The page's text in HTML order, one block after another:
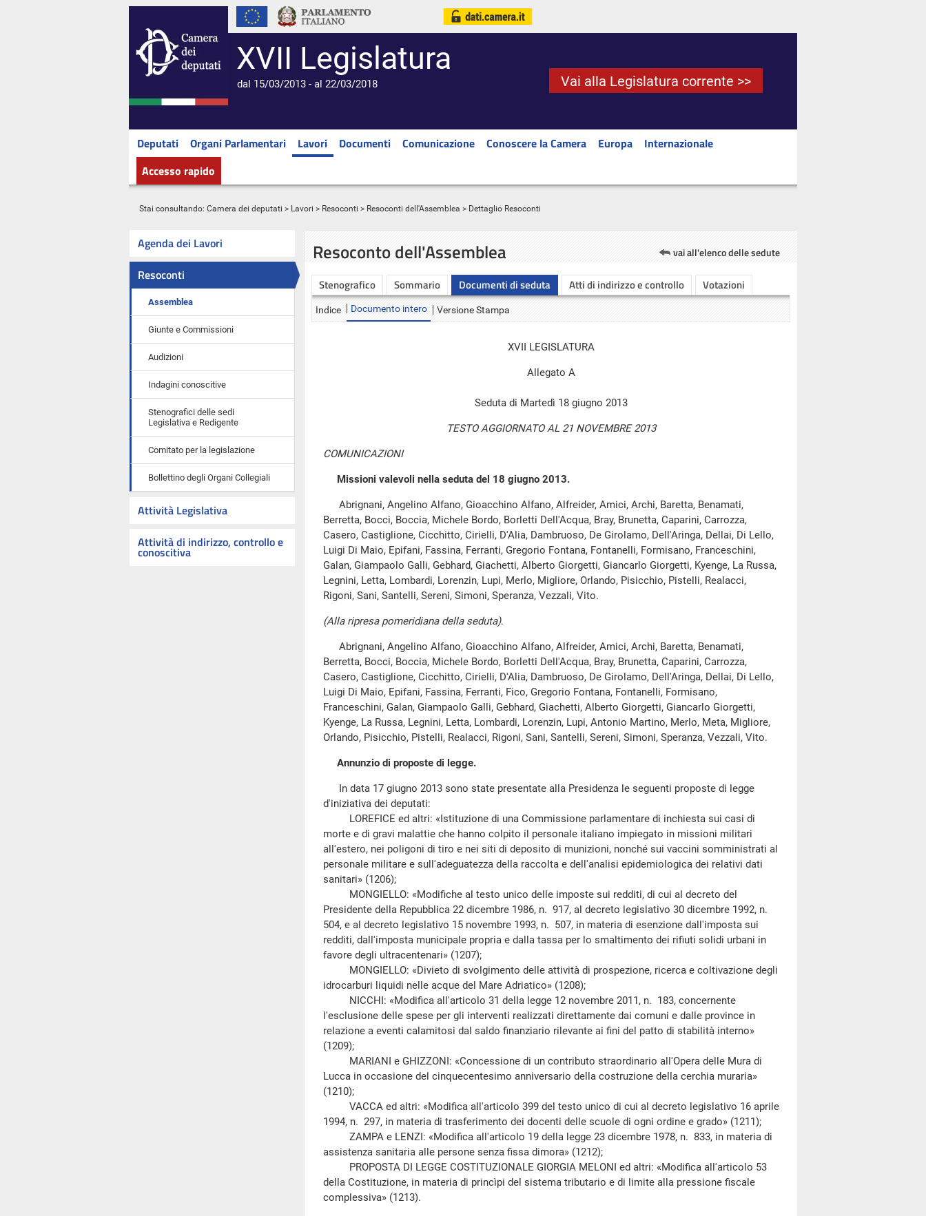
XVII Legislatura
dal 15/03/2013 - al 22/03/2018 Vai alla Legislatura corrente >>
Deputati Organi Parlamentari Lavori Documenti Comunicazione Conoscere la Camera Europa
Internazionale
Accesso rapido
Stai consultando: Camera dei deputati > Lavori > Resoconti > Resoconti dell'Assemblea > Dettaglio Resoconti
Agenda dei Lavori
Resoconti
Assemblea
Giunte e Commissioni
Audizioni
Indagini conoscitive
Stenografici delle sedi
Legislativa e Redigente
Comitato per la legislazione
Bollettino degli Organi Collegiali
Attività Legislativa
Attività di indirizzo, controllo e
conoscitiva
Resoconto dell'Assemblea vai all'elenco delle sedute
Stenografico Sommario Documenti di seduta Atti di indirizzo e controllo Votazioni
Indice Documento intero Versione Stampa
XVII LEGISLATURA
Allegato A
Seduta di Martedì 18 giugno 2013
TESTO AGGIORNATO AL 21 NOVEMBRE 2013
COMUNICAZIONI
Missioni valevoli nella seduta del 18 giugno 2013.
Abrignani, Angelino Alfano, Gioacchino Alfano, Alfreider, Amici, Archi, Baretta, Benamati,
Berretta, Bocci, Boccia, Michele Bordo, Borletti Dell'Acqua, Bray, Brunetta, Caparini, Carrozza,
Casero, Castiglione, Cicchitto, Cirielli, D'Alia, Dambruoso, De Girolamo, Dell'Aringa, Dellai, Di Lello,
Luigi Di Maio, Epifani, Fassina, Ferranti, Gregorio Fontana, Fontanelli, Formisano, Franceschini,
Galan, Giampaolo Galli, Gebhard, Giachetti, Alberto Giorgetti, Giancarlo Giorgetti, Kyenge, La Russa,
Legnini, Letta, Lombardi, Lorenzin, Lupi, Merlo, Migliore, Orlando, Pisicchio, Pistelli, Realacci,
Rigoni, Sani, Santelli, Sereni, Simoni, Speranza, Vezzali, Vito.
(Alla ripresa pomeridiana della seduta).
Abrignani, Angelino Alfano, Gioacchino Alfano, Alfreider, Amici, Archi, Baretta, Benamati,
Berretta, Bocci, Boccia, Michele Bordo, Borletti Dell'Acqua, Bray, Brunetta, Caparini, Carrozza,
Casero, Castiglione, Cicchitto, Cirielli, D'Alia, Dambruoso, De Girolamo, Dell'Aringa, Dellai, Di Lello,
Luigi Di Maio, Epifani, Fassina, Ferranti, Fico, Gregorio Fontana, Fontanelli, Formisano,
Franceschini, Galan, Giampaolo Galli, Gebhard, Giachetti, Alberto Giorgetti, Giancarlo Giorgetti,
Kyenge, La Russa, Legnini, Letta, Lombardi, Lorenzin, Lupi, Antonio Martino, Merlo, Meta, Migliore,
Orlando, Pisicchio, Pistelli, Realacci, Rigoni, Sani, Santelli, Sereni, Simoni, Speranza, Vezzali, Vito.
Annunzio di proposte di legge.
In data 17 giugno 2013 sono state presentate alla Presidenza le seguenti proposte di legge
d'iniziativa dei deputati:
LOREFICE ed altri: «Istituzione di una Commissione parlamentare di inchiesta sui casi di
morte e di gravi malattie che hanno colpito il personale italiano impiegato in missioni militari
all'estero, nei poligoni di tiro e nei siti di deposito di munizioni, nonché sui vaccini somministrati al
personale militare e sull'adeguatezza della raccolta e dell'analisi epidemiologica dei relativi dati
sanitari» (1206);
MONGIELLO: «Modifiche al testo unico delle imposte sui redditi, di cui al decreto del
Presidente della Repubblica 22 dicembre 1986, n. 917, al decreto legislativo 30 dicembre 1992, n.
504, e al decreto legislativo 15 novembre 1993, n. 507, in materia di esenzione dall'imposta sui
redditi, dall'imposta municipale propria e dalla tassa per lo smaltimento dei rifiuti solidi urbani in
favore degli ultracentenari» (1207);
MONGIELLO: «Divieto di svolgimento delle attività di prospezione, ricerca e coltivazione degli
idrocarburi liquidi nelle acque del Mare Adriatico» (1208);
NICCHI: «Modifica all'articolo 31 della legge 12 novembre 2011, n. 183, concernente
l'esclusione delle spese per gli interventi realizzati direttamente dai comuni e dalle province in
relazione a eventi calamitosi dal saldo finanziario rilevante ai fini del patto di stabilità interno»
(1209);
MARIANI e GHIZZONI: «Concessione di un contributo straordinario all'Opera delle Mura di
Lucca in occasione del cinquecentesimo anniversario della costruzione della cerchia muraria»
(1210);
VACCA ed altri: «Modifica all'articolo 399 del testo unico di cui al decreto legislativo 16 aprile
1994, n. 297, in materia di trasferimento dei docenti delle scuole di ogni ordine e grado» (1211);
ZAMPA e LENZI: «Modifica all'articolo 19 della legge 23 dicembre 1978, n. 833, in materia di
assistenza sanitaria alle persone senza fissa dimora» (1212);
PROPOSTA DI LEGGE COSTITUZIONALE GIORGIA MELONI ed altri: «Modifica all'articolo 53
della Costituzione, in materia di princìpi del sistema tributario e di limite alla pressione fiscale
complessiva» (1213).